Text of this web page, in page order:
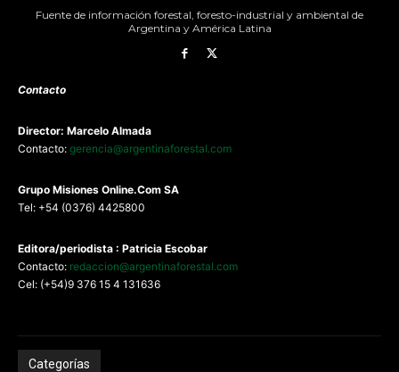
Fuente de información forestal, foresto-industrial y ambiental de
Argentina y América Latina
Contacto
Director: Marcelo Almada
Contacto: gerencia@argentinaforestal.com
Grupo Misiones Online.Com SA
Tel: +54 (0376) 4425800
Editora/periodista : Patricia Escobar
Contacto: redaccion@argentinaforestal.com
Cel: (+54)9 376 15 4 131636
Categorías